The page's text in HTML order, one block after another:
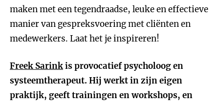
maken met een tegendraadse, leuke en effectieve
manier van gespreksvoering met cliënten en
medewerkers. Laat het je inspireren!
Freek Sarinkis provocatief psycholoog en
systeemtherapeut. Hij werkt in zijn eigen
praktijk, geeft trainingen en workshops, en